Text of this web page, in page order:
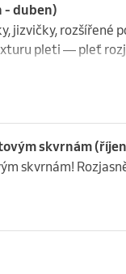
- duben)
jizvičky, rozšířené
pleti — pleť
skvrnám
skvrnám!